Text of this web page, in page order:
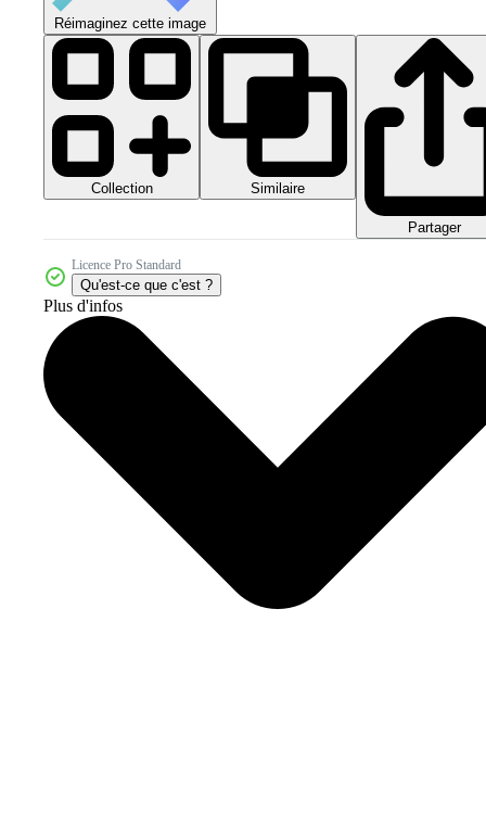
Réimaginez cette image
Collection Similaire
Partager
Licence Pro Standard
Qu'est-ce que c'est ?
Plus d'infos